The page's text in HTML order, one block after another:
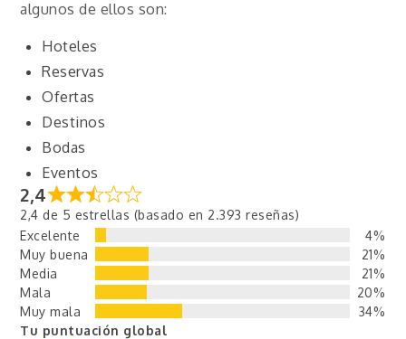
algunos de ellos son:
Hoteles
Reservas
Ofertas
Destinos
Bodas
Eventos
2,4
2,4 de 5 estrellas (basado en 2.393 reseñas)
Excelente
4%
Muy buena
21%
Media
21%
Mala
20%
Muy mala
34%
Tu puntuación global